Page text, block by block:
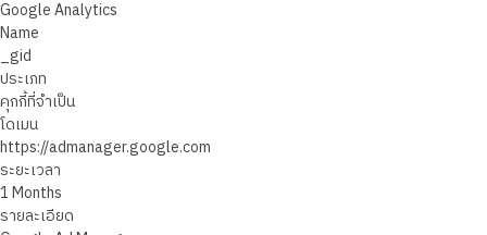
Google Analytics
Name
_gid
ประเภท
คุกกี้ที่จำเป็น
โดเมน
https://admanager.google.com
ระยะเวลา
1 Months
รายละเอียด